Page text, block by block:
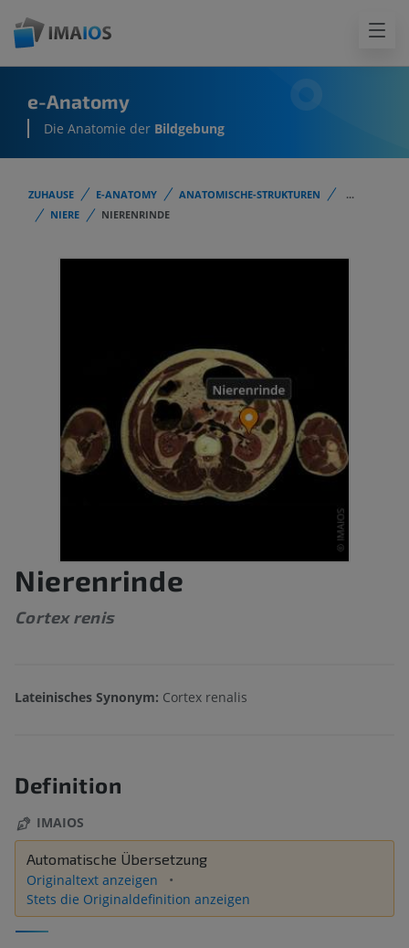
e-Anatomy
Die Anatomie der Bildgebung
ZUHAUSE E-ANATOMY ANATOMISCHE-STRUKTUREN
...
NIERE
NIERENRINDE
Nierenrinde
Cortex renis
Lateinisches Synonym: Cortex renalis
Definition
IMAIOS
Automatische Übersetzung
Originaltext anzeigen
Stets die Originaldefinition anzeigen